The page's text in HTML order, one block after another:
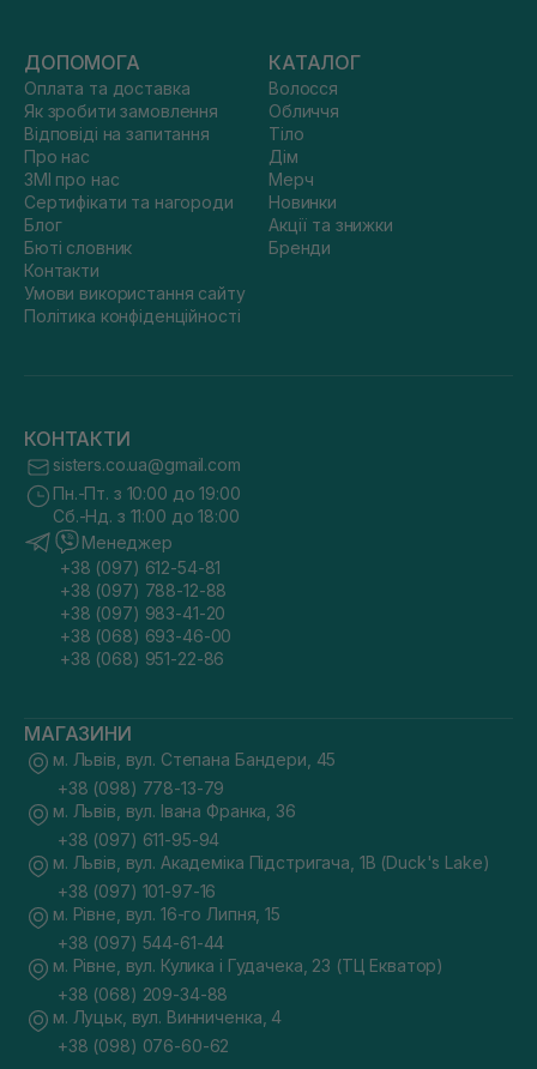
ДОПОМОГА
Оплата та доставка
Як зробити замовлення
Відповіді на запитання
Про нас
ЗМІ про нас
Сертифікати та нагороди
Блог
Бюті словник
Контакти
Умови використання сайту
Політика конфіденційності
КАТАЛОГ
Волосся
Обличчя
Тіло
Дім
Мерч
Новинки
Акції та знижки
Бренди
КОНТАКТИ
sisters.co.ua@gmail.com
Пн.-Пт. з 10:00 до 19:00
Сб.-Нд. з 11:00 до 18:00
Менеджер
+38 (097) 612-54-81
+38 (097) 788-12-88
+38 (097) 983-41-20
+38 (068) 693-46-00
+38 (068) 951-22-86
МАГАЗИНИ
м. Львів, вул. Степана Бандери, 45
+38 (098) 778-13-79
м. Львів, вул. Івана Франка, 36
+38 (097) 611-95-94
м. Львів, вул. Академіка Підстригача, 1В (Duck's Lake)
+38 (097) 101-97-16
м. Рівне, вул. 16-го Липня, 15
+38 (097) 544-61-44
м. Рівне, вул. Кулика і Гудачека, 23 (ТЦ Екватор)
+38 (068) 209-34-88
м. Луцьк, вул. Винниченка, 4
+38 (098) 076-60-62